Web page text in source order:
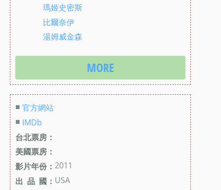
瑪姬史密斯
比爾奈伊
湯姆威金森
MORE
■ 官方網站
■ IMDb
台北票房：
美國票房：
影片年份： 2011
出 品 國： USA